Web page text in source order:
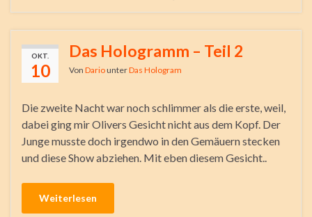
OKT.
10
Das Hologramm – Teil 2
Von DariounterDas Hologram
Die zweite Nacht war noch schlimmer als die erste, weil,
dabei ging mir Olivers Gesicht nicht aus dem Kopf. Der
Junge musste doch irgendwo in den Gemäuern stecken
und diese Show abziehen. Mit eben diesem Gesicht..
Weiterlesen